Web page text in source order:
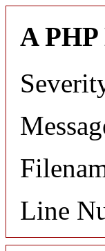
A
Line